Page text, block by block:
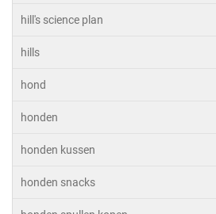
hill's science plan
hills
hond
honden
honden kussen
honden snacks